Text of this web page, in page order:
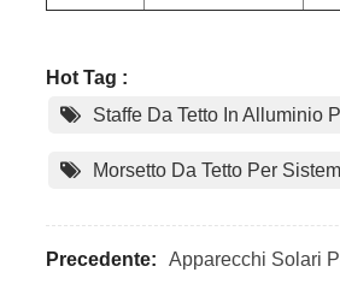
Hot Tag :
Staffe Da Tetto In Alluminio
Morsetto Da Tetto Per
Precedente: Apparecchi Solari